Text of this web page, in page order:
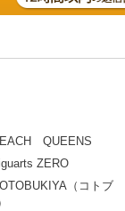
QUEENS
ZERO
（コトブ